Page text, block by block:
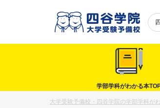
学部学科がわかる本
大学受験予備校・四谷学院の学部学科が